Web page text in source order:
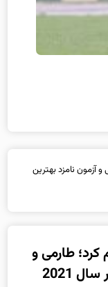
و آزمون نامزد بهترین
کرد؛ طارمی و
2021